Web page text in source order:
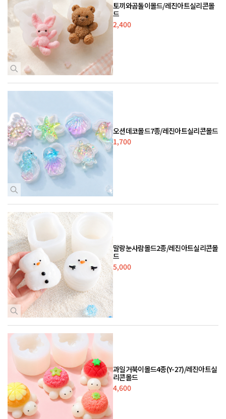
토끼와곰돌이몰드/레진아트실리콘몰
드
2,400
오션데코몰드7종/레진아트실리콘몰드
1,700
말랑눈사람몰드2종/레진아트실리콘몰
드
5,000
과일거북이몰드4종(Y-27)/레진아트실
리콘몰드
4,600